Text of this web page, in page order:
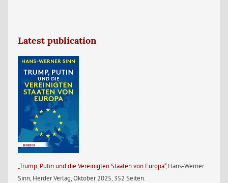
Latest publication
„Trump, Putin und die Vereinigten Staaten von Europa“, Hans-Werner
Sinn, Herder Verlag, Oktober 2025, 352 Seiten.